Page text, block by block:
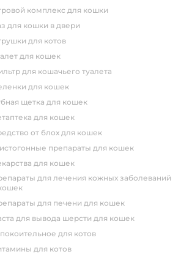
комплекс для кошки
для кошки в двери
для котов
для кошек
для кошачьего туалета
для кошек
щетка для кошек
для кошек
от блох для кошек
препараты для кошек
для кошек
для печени для кошек
для вывода шерсти для кошек
для котов
для котов